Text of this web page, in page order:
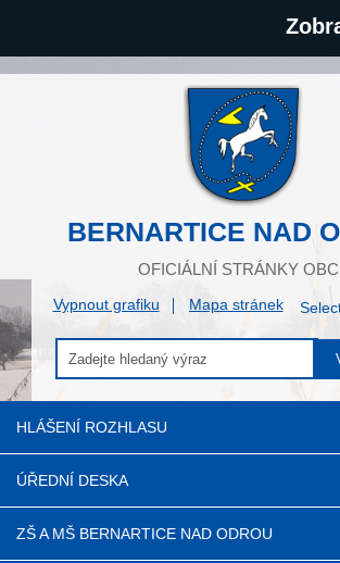
BERNARTICE NAD
OFICIÁLNÍ STRÁNKY
Vypnout grafiku Mapa stránek
HLÁŠENÍ ROZHLASU
ÚŘEDNÍ DESKA
ZŠ A MŠ BERNARTICE NAD ODROU